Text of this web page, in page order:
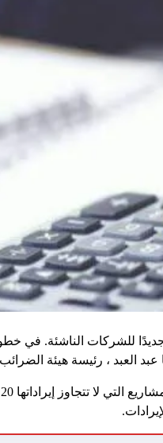
للشركات الناشئة. في
العبد ، رئيسة هيئة